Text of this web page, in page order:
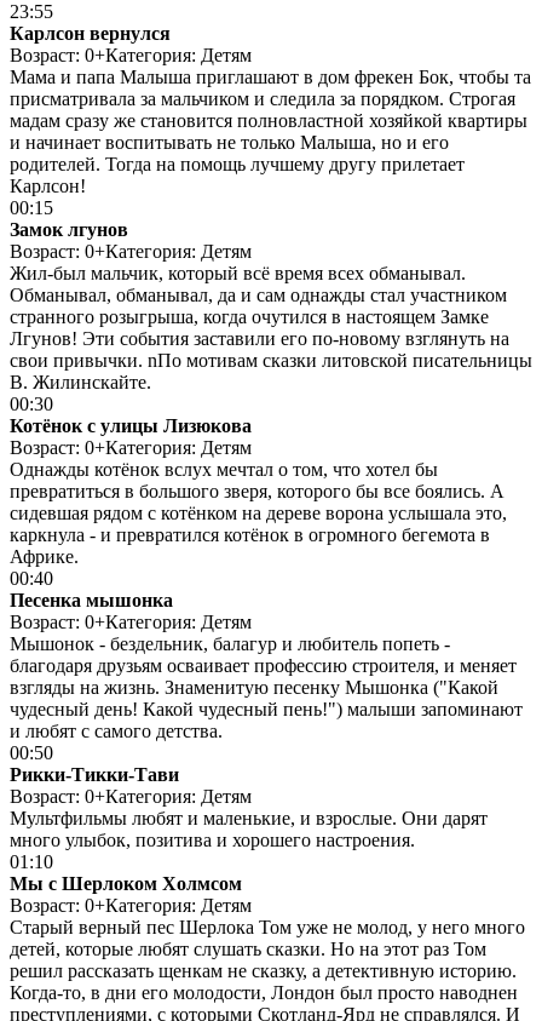
23:55
Карлсон вернулся
Возраст: 0+Категория: Детям
Мама и папа Малыша приглашают в дом фрекен Бок, чтобы та
присматривала за мальчиком и следила за порядком. Строгая
мадам сразу же становится полновластной хозяйкой квартиры
и начинает воспитывать не только Малыша, но и его
родителей. Тогда на помощь лучшему другу прилетает
Карлсон!
00:15
Замок лгунов
Возраст: 0+Категория: Детям
Жил-был мальчик, который всё время всех обманывал.
Обманывал, обманывал, да и сам однажды стал участником
странного розыгрыша, когда очутился в настоящем Замке
Лгунов! Эти события заставили его по-новому взглянуть на
свои привычки. nПо мотивам сказки литовской писательницы
В. Жилинскайте.
00:30
Котёнок с улицы Лизюкова
Возраст: 0+Категория: Детям
Однажды котёнок вслух мечтал о том, что хотел бы
превратиться в большого зверя, которого бы все боялись. А
сидевшая рядом с котёнком на дереве ворона услышала это,
каркнула - и превратился котёнок в огромного бегемота в
Африке.
00:40
Песенка мышонка
Возраст: 0+Категория: Детям
Мышонок - бездельник, балагур и любитель попеть -
благодаря друзьям осваивает профессию строителя, и меняет
взгляды на жизнь. Знаменитую песенку Мышонка ("Какой
чудесный день! Какой чудесный пень!") малыши запоминают
и любят с самого детства.
00:50
Рикки-Тикки-Тави
Возраст: 0+Категория: Детям
Мультфильмы любят и маленькие, и взрослые. Они дарят
много улыбок, позитива и хорошего настроения.
01:10
Мы с Шерлоком Холмсом
Возраст: 0+Категория: Детям
Старый верный пес Шерлока Том уже не молод, у него много
детей, которые любят слушать сказки. Но на этот раз Том
решил рассказать щенкам не сказку, а детективную историю.
Когда-то, в дни его молодости, Лондон был просто наводнен
преступлениями, с которыми Скотланд-Ярд не справлялся. И